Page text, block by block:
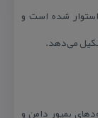
شده است و
می‌دهد.
بمپور دامن و